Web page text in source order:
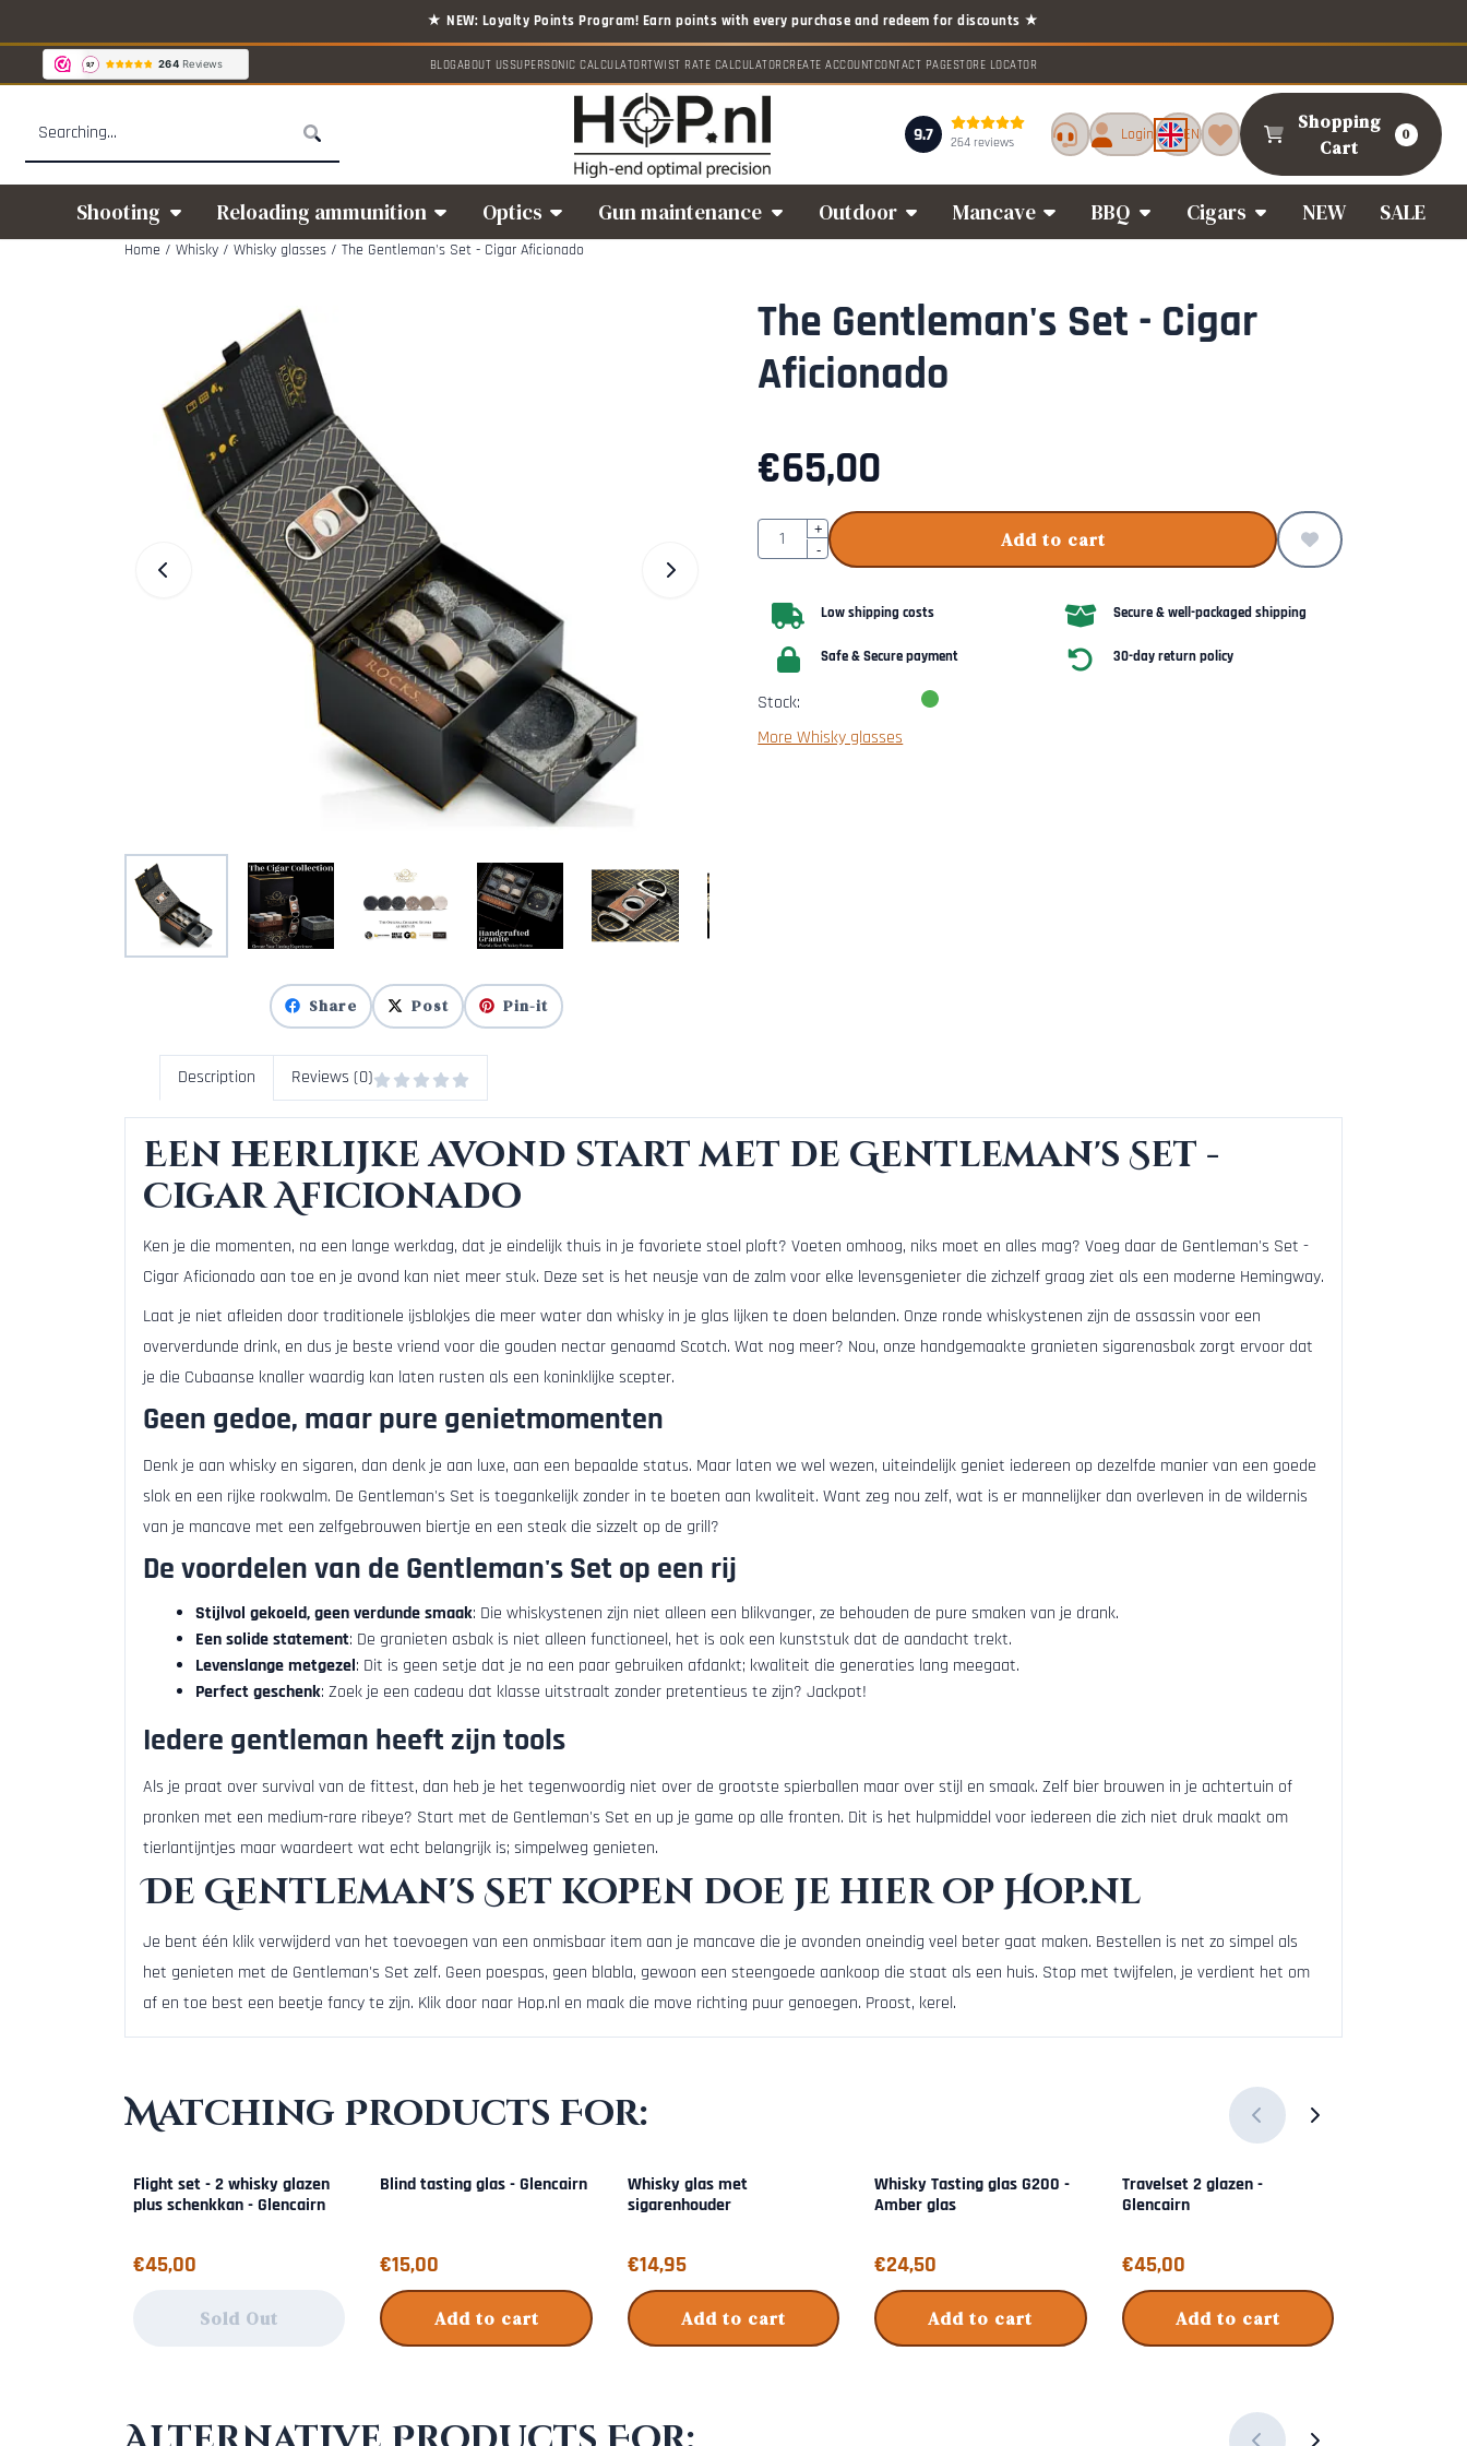
Cookie preferences are available. Choose settings or allow all cookies.
BLOGABOUT USSUPERSONIC CALCULATORTWIST RATE CALCULATORCREATE ACCOUNTCONTACT PAGESTORE LOCATOR
9.7 264 reviews Login EN
Shopping
Cart
0
Shooting Reloading ammunition Optics Gun maintenance Outdoor Mancave BBQ Cigars NEW SALE
Home / Whisky / Whisky glasses / The Gentleman's Set - Cigar Aficionado
Share Post Pin-it
The Gentleman's Set - Cigar
Aficionado
€65,00
Quantity+
-
Add to cart
Low shipping costs Secure & well-packaged shipping
Safe & Secure payment 30-day return policy
Stock:
More Whisky glasses
Description Reviews (0)
Een heerlijke avond start met de Gentleman's Set -
Cigar Aficionado
Ken je die momenten, na een lange werkdag, dat je eindelijk thuis in je favoriete stoel ploft? Voeten omhoog, niks moet en alles mag? Voeg daar de Gentleman's Set -
Cigar Aficionado aan toe en je avond kan niet meer stuk. Deze set is het neusje van de zalm voor elke levensgenieter die zichzelf graag ziet als een moderne Hemingway.
Laat je niet afleiden door traditionele ijsblokjes die meer water dan whisky in je glas lijken te doen belanden. Onze ronde whiskystenen zijn de assassin voor een
oververdunde drink, en dus je beste vriend voor die gouden nectar genaamd Scotch. Wat nog meer? Nou, onze handgemaakte granieten sigarenasbak zorgt ervoor dat
je die Cubaanse knaller waardig kan laten rusten als een koninklijke scepter.
Geen gedoe, maar pure genietmomenten
Denk je aan whisky en sigaren, dan denk je aan luxe, aan een bepaalde status. Maar laten we wel wezen, uiteindelijk geniet iedereen op dezelfde manier van een goede
slok en een rijke rookwalm. De Gentleman's Set is toegankelijk zonder in te boeten aan kwaliteit. Want zeg nou zelf, wat is er mannelijker dan overleven in de wildernis
van je mancave met een zelfgebrouwen biertje en een steak die sizzelt op de grill?
De voordelen van de Gentleman's Set op een rij
Stijlvol gekoeld, geen verdunde smaak: Die whiskystenen zijn niet alleen een blikvanger, ze behouden de pure smaken van je drank.
Een solide statement: De granieten asbak is niet alleen functioneel, het is ook een kunststuk dat de aandacht trekt.
Levenslange metgezel: Dit is geen setje dat je na een paar gebruiken afdankt; kwaliteit die generaties lang meegaat.
Perfect geschenk: Zoek je een cadeau dat klasse uitstraalt zonder pretentieus te zijn? Jackpot!
Iedere gentleman heeft zijn tools
Als je praat over survival van de fittest, dan heb je het tegenwoordig niet over de grootste spierballen maar over stijl en smaak. Zelf bier brouwen in je achtertuin of
pronken met een medium-rare ribeye? Start met de Gentleman's Set en up je game op alle fronten. Dit is het hulpmiddel voor iedereen die zich niet druk maakt om
tierlantijntjes maar waardeert wat echt belangrijk is; simpelweg genieten.
De Gentleman's Set kopen doe je hier op Hop.nl
Je bent één klik verwijderd van het toevoegen van een onmisbaar item aan je mancave die je avonden oneindig veel beter gaat maken. Bestellen is net zo simpel als
het genieten met de Gentleman's Set zelf. Geen poespas, geen blabla, gewoon een steengoede aankoop die staat als een huis. Stop met twijfelen, je verdient het om
af en toe best een beetje fancy te zijn. Klik door naar Hop.nl en maak die move richting puur genoegen. Proost, kerel.
Matching Products For:
Flight set - 2 whisky glazen
plus schenkkan - Glencairn
Price: 45,00
€45,00
Sold Out
Blind tasting glas - Glencairn
Price: 15,00
€15,00
Add to cart
Whisky glas met
sigarenhouder
Price: 14,95
€14,95
Add to cart
Whisky Tasting glas G200 -
Amber glas
Price: 24,50
€24,50
Add to cart
Travelset 2 glazen -
Glencairn
Price: 45,00
€45,00
Add to cart